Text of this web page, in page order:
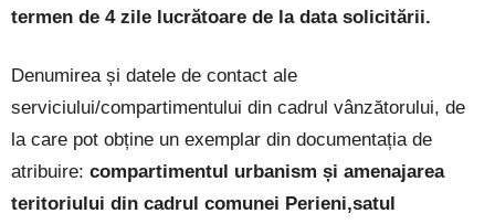
termen de 4 zile lucrătoare de la data solicitării.
Denumirea și datele de contact ale
serviciului/compartimentului din cadrul vânzătorului, de
la care pot obține un exemplar din documentația de
atribuire: compartimentul urbanism și amenajarea
teritoriului din cadrul comunei Perieni,satul